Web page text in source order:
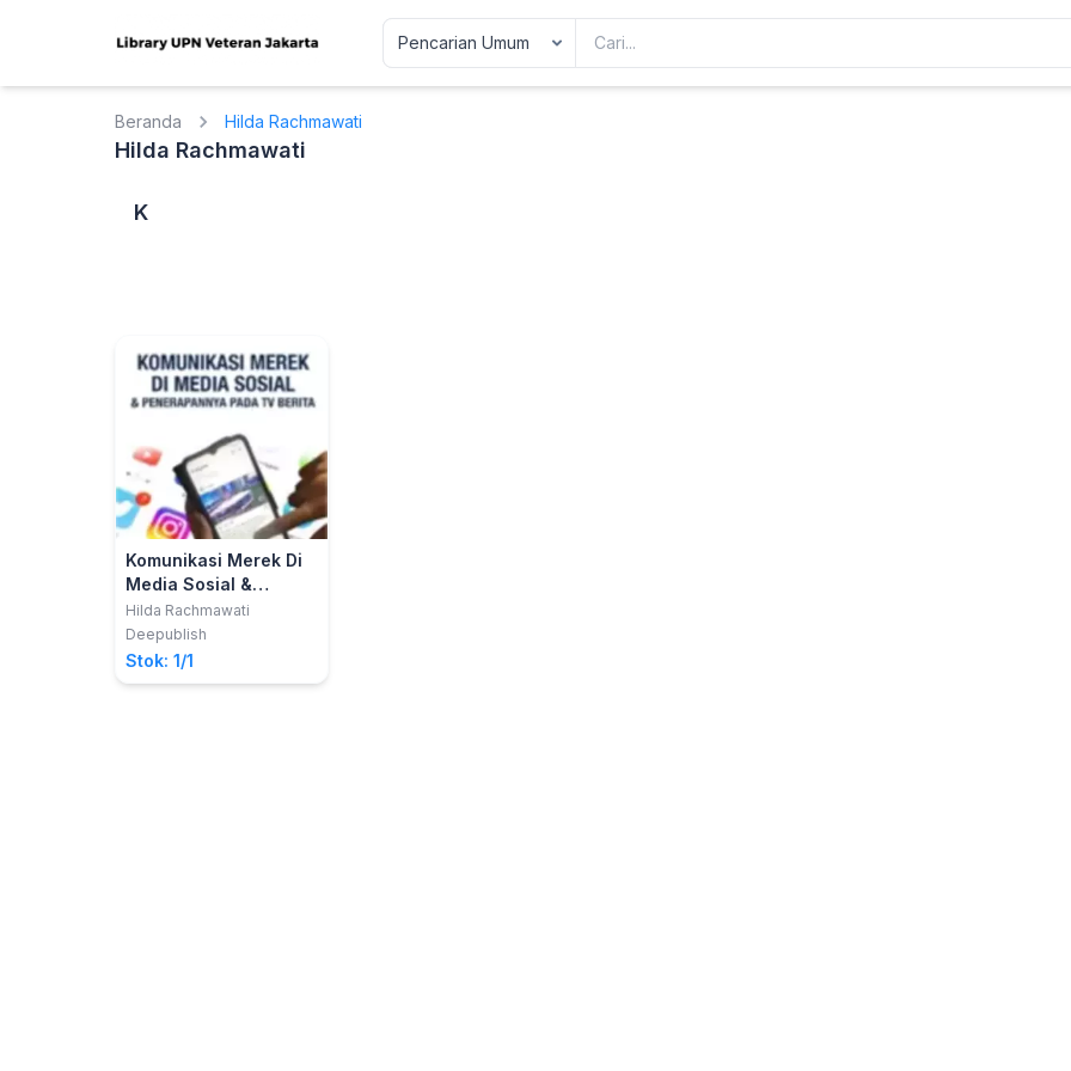
Beranda Hilda Rachmawati
Hilda Rachmawati
K
Komunikasi Merek Di
Media Sosial &
Penerapannya Pada
TV Berita
Hilda Rachmawati
Deepublish
Stok: 1/1